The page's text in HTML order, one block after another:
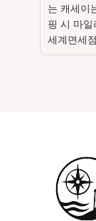
는 캐세이
핑 시 마일
세계면세